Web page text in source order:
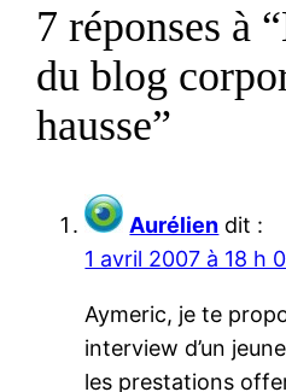
7 réponses à
du blog
hausse”
Aurélien dit :
1 avril 2007 à 18 h
Aymeric, je te
interview d’un
les prestations